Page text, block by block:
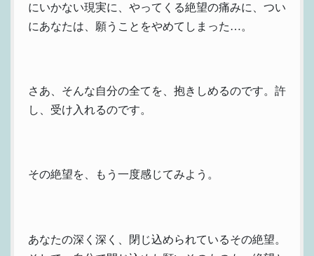
にいかない現実に、やってくる絶望の痛みに、つい
にあなたは、願うことをやめてしまった…。
さあ、そんな自分の全てを、抱きしめるのです。許
し、受け入れるのです。
その絶望を、もう一度感じてみよう。
あなたの深く深く、閉じ込められているその絶望。